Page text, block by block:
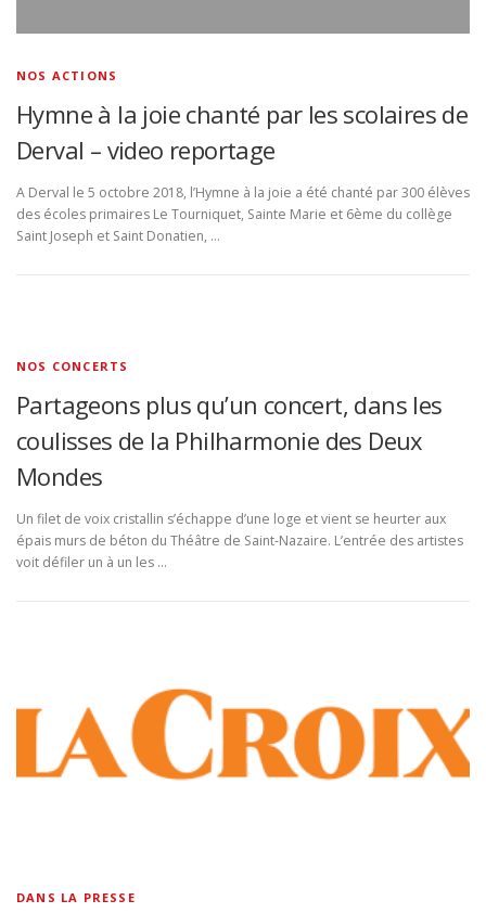
NOS ACTIONS
Hymne à la joie chanté par les scolaires de
Derval – video reportage
A Derval le 5 octobre 2018, l’Hymne à la joie a été chanté par 300 élèves
des écoles primaires Le Tourniquet, Sainte Marie et 6ème du collège
Saint Joseph et Saint Donatien, …
NOS CONCERTS
Partageons plus qu’un concert, dans les
coulisses de la Philharmonie des Deux
Mondes
Un filet de voix cristallin s’échappe d’une loge et vient se heurter aux
épais murs de béton du Théâtre de Saint-Nazaire. L’entrée des artistes
voit défiler un à un les …
DANS LA PRESSE